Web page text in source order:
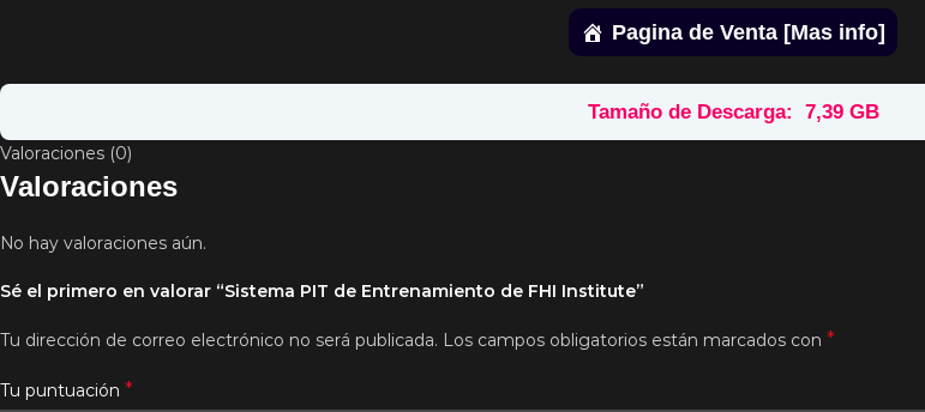
Pagina de Venta [Mas info]
Tamaño de Descarga: 7,39 GB
Valoraciones (0)
Valoraciones
No hay valoraciones aún.
Sé el primero en valorar “Sistema PIT de Entrenamiento de FHI Institute”
Tu dirección de correo electrónico no será publicada. Los campos obligatorios están marcados con *
Tu puntuación *